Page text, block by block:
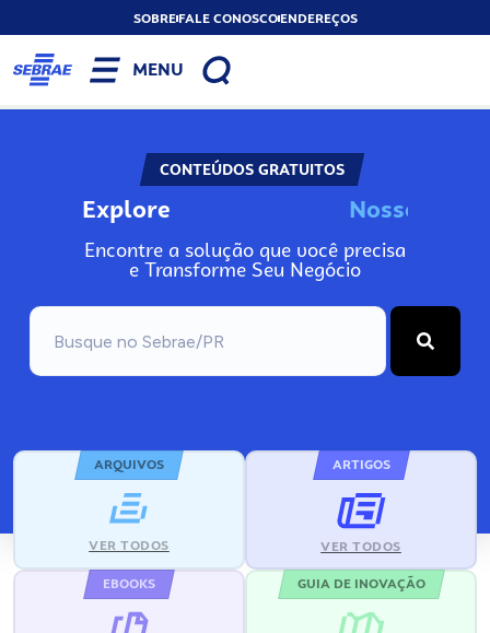
SOBREFALE CONOSCOENDEREÇOS
MENU
CONTEÚDOS GRATUITOS
Explore Nosso
Encontre a solução que você precisa
e Transforme Seu Negócio
ARQUIVOS
VER TODOS
ARTIGOS
VER TODOS
EBOOKS GUIA DE INOVAÇÃO